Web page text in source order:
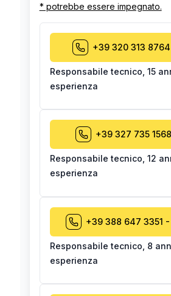
* potrebbe essere impegnato.
+39 320 313 8764
Responsabile tecnico 15
esperienza
+39 327 735 1568
Responsabile tecnico 12
esperienza
+39 388 647 3351 -
Responsabile tecnico 8
esperienza